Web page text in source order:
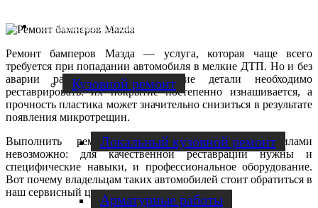
Услуги по ремонту авто
Кузовной ремонт
Локальный кузовной ремонт
Арматурные работы
Ремонт бамперов Мазда — услуга, которая чаще всего
требуется при попадании автомобиля в мелкие ДТП. Но и без
аварии рано или поздно такие детали необходимо
реставрировать: их покрытие постепенно изнашивается, а
прочность пластика может значительно снизиться в результате
появления микротрещин.
Выполнить ремонт бампера Мазда своими силами
невозможно: для качественной реставрации нужны и
специфические навыки, и профессиональное оборудование.
Вот почему владельцам таких автомобилей стоит обратиться в
наш сервисный центр.